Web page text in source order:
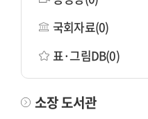
국회자료(0)
표·그림DB(0)
소장 도서관